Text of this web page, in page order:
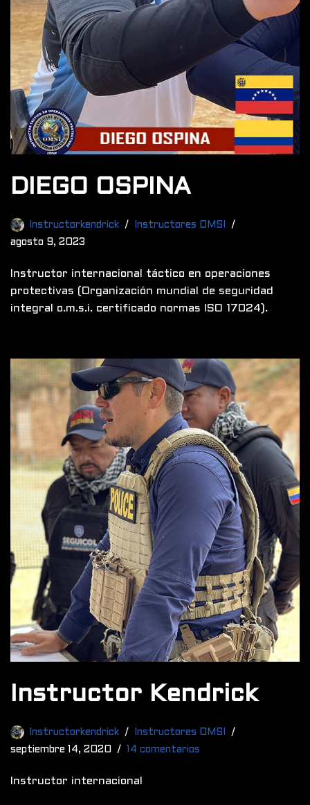
DIEGO OSPINA
Instructorkendrick
Instructores OMSI
agosto 9, 2023
Instructor internacional táctico en operaciones
protectivas (Organización mundial de seguridad
integral o.m.s.i. certificado normas ISO 17024).
Instructor Kendrick
Instructorkendrick
Instructores OMSI
septiembre 14, 2020
14 comentarios
Instructor internacional